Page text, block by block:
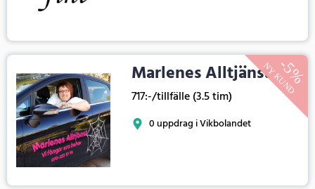
Marlenes Alltjänst
717:-/tillfälle (3.5 tim)
0 uppdrag i Vikbolandet